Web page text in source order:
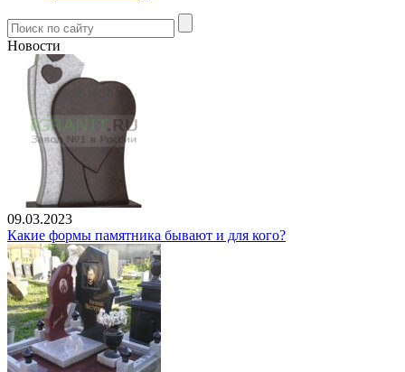
Новости
09.03.2023
Какие формы памятника бывают и для кого?